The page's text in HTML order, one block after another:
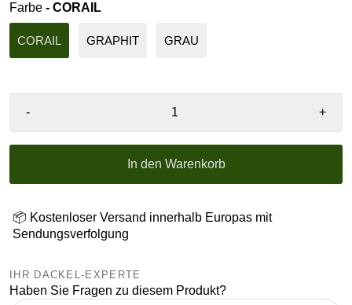
Farbe - CORAIL
CORAIL GRAPHIT GRAU
- +
In den Warenkorb
📦 Kostenloser Versand innerhalb Europas mit
Sendungsverfolgung
IHR DACKEL-EXPERTE
Haben Sie Fragen zu diesem Produkt?